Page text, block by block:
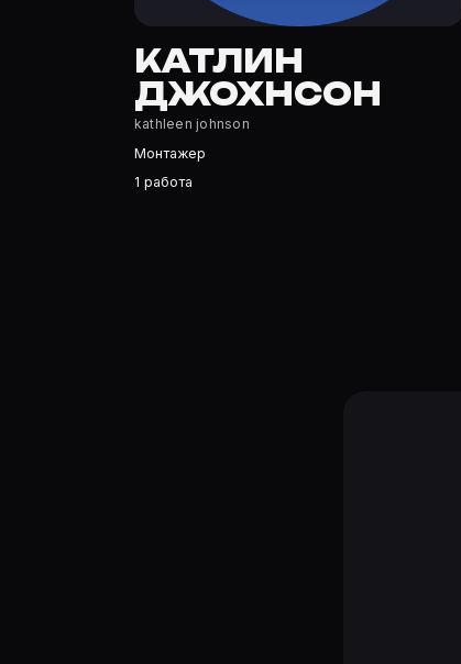
Катлин Джохнсон — Монтажер. Биография и роли
Где открыть фильмографию Катлин Джохнсон?
На Movie Planner: https://movie-planner.ru/s/
КАТЛИН
ДЖОХНСОН
kathleen johnson
Монтажер
1 работа